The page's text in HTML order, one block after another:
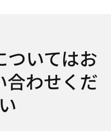
ついてはお
合わせくだ